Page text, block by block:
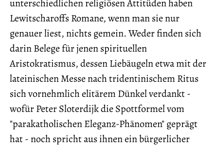
unterschiedlichen religiösen Attitüden haben
Lewitscharoffs Romane, wenn man sie nur
genauer liest, nichts gemein. Weder finden sich
darin Belege für jenen spirituellen
Aristokratismus, dessen Liebäugeln etwa mit der
lateinischen Messe nach tridentinischem Ritus
sich vornehmlich elitärem Dünkel verdankt -
wofür Peter Sloterdijk die Spottformel vom
"parakatholischen Eleganz-Phänomen" geprägt
hat - noch spricht aus ihnen ein bürgerlicher